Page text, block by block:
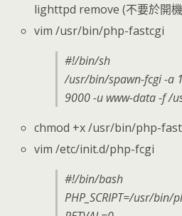
lighttpd remove (不要於開
vim /usr/bin/php-fastcgi
#!/bin/sh
/usr/bin/spawn-fcgi -a
9000 -u www-data -f /
chmod +x /usr/bin/php-
vim /etc/init.d/php-fcgi
#!/bin/bash
PHP_SCRIPT=/usr/bin/